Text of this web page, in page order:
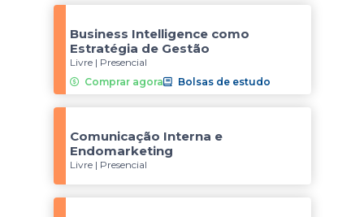
Business Intelligence como
Estratégia de Gestão
Livre | Presencial
Comprar agora
Bolsas de estudo
Comunicação Interna e
Endomarketing
Livre | Presencial